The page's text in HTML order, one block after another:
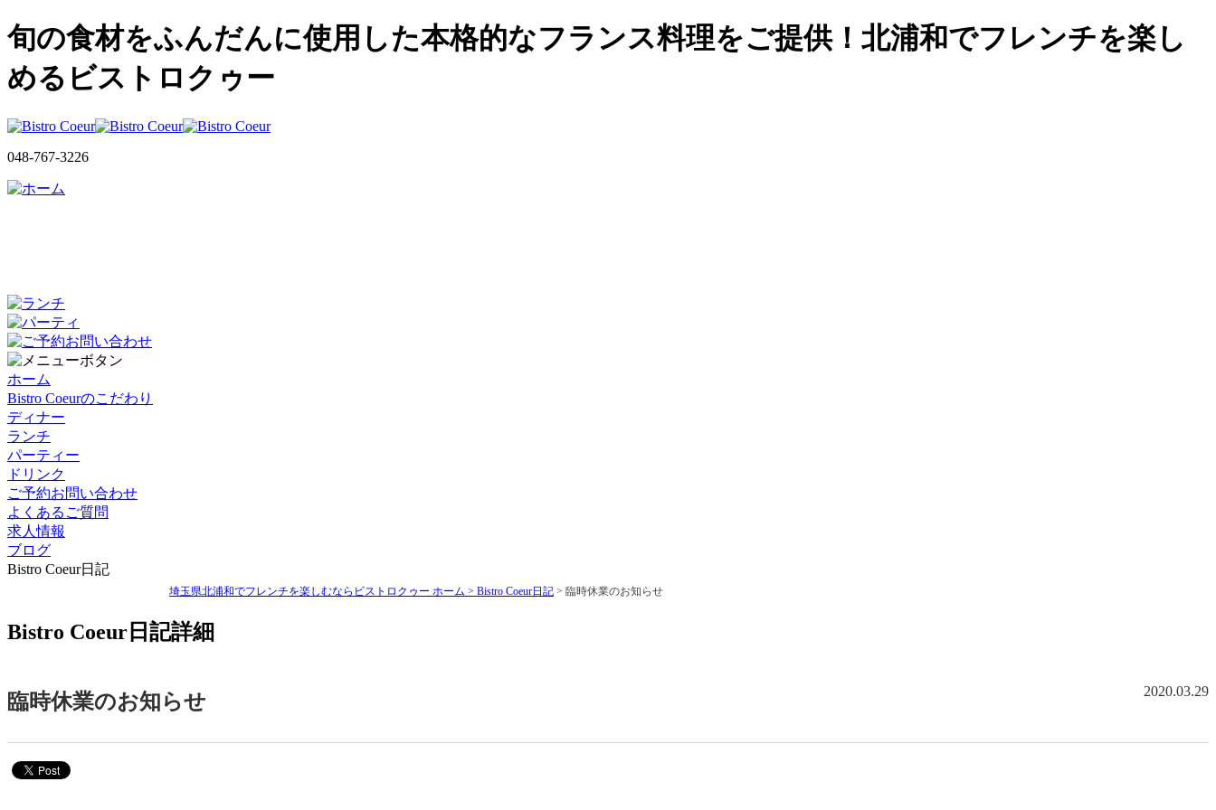
旬の食材をふんだんに使用した本格的なフランス料理をご提供！北浦和でフレンチを楽し
めるビストロクゥー
048-767-3226
ホーム
Bistro Coeurのこだわり
ディナー
ランチ
パーティー
ドリンク
ご予約お問い合わせ
よくあるご質問
求人情報
ブログ
Bistro Coeur日記
埼玉県北浦和でフレンチを楽しむならビストロクゥー ホーム > Bistro Coeur日記 > 臨時休業のお知らせ
Bistro Coeur日記詳細
2020.03.29
臨時休業のお知らせ